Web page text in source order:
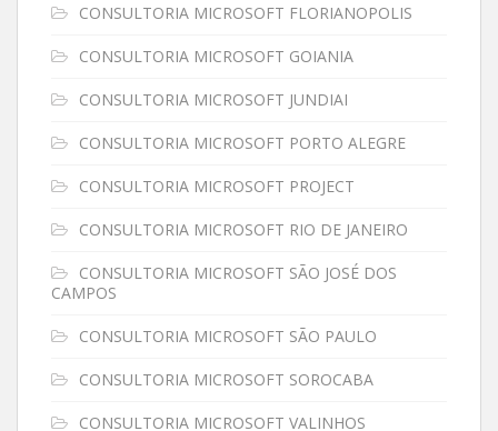
CONSULTORIA MICROSOFT FLORIANOPOLIS
CONSULTORIA MICROSOFT GOIANIA
CONSULTORIA MICROSOFT JUNDIAI
CONSULTORIA MICROSOFT PORTO ALEGRE
CONSULTORIA MICROSOFT PROJECT
CONSULTORIA MICROSOFT RIO DE JANEIRO
CONSULTORIA MICROSOFT SÃO JOSÉ DOS
CAMPOS
CONSULTORIA MICROSOFT SÃO PAULO
CONSULTORIA MICROSOFT SOROCABA
CONSULTORIA MICROSOFT VALINHOS